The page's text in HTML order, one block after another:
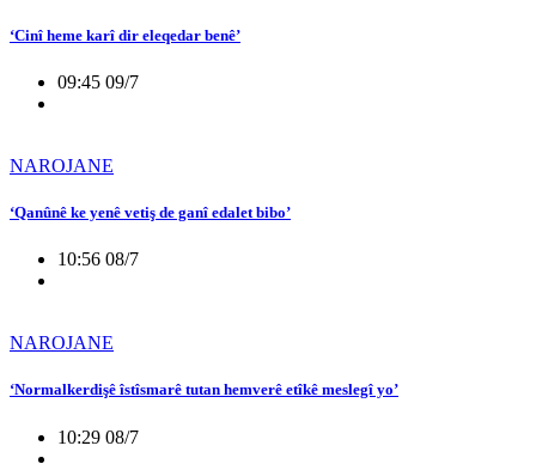
‘Cinî heme karî dir eleqedar benê’
09:45 09/7
NAROJANE
‘Qanûnê ke yenê vetiş de ganî edalet bibo’
10:56 08/7
NAROJANE
‘Normalkerdişê îstîsmarê tutan hemverê etîkê meslegî yo’
10:29 08/7